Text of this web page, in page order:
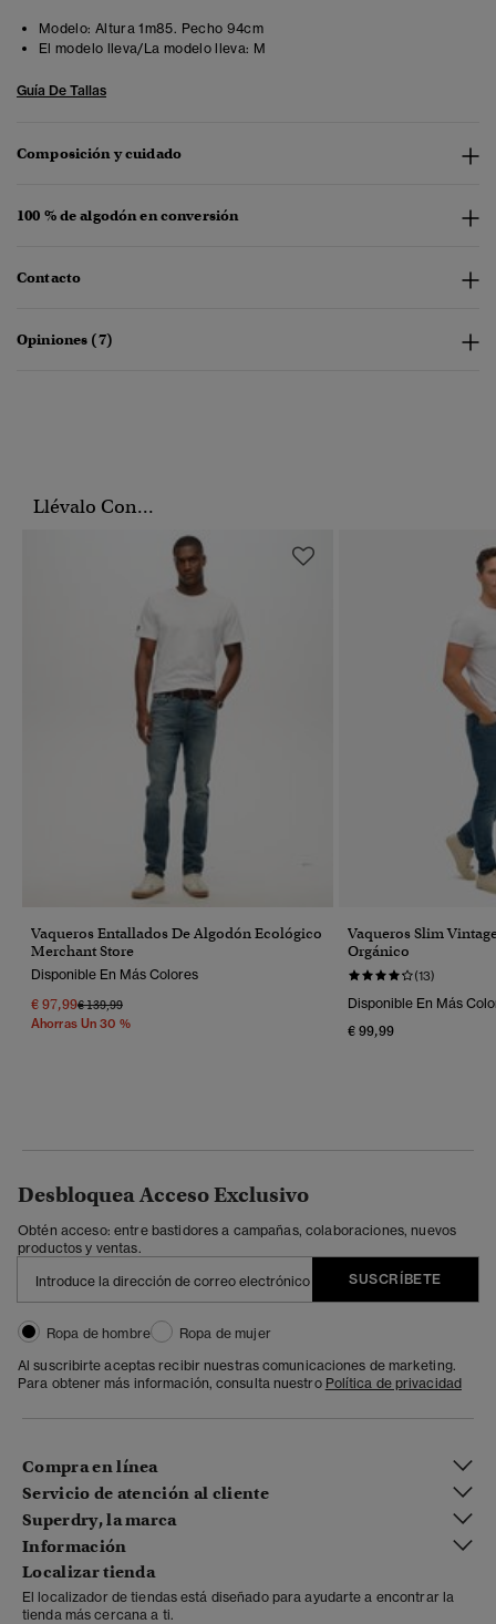
Modelo: Altura 1m85. Pecho 94cm
El modelo lleva/La modelo lleva: M
Guía De Tallas
Composición y cuidado
100 % de algodón en conversión
Contacto
Opiniones (7)
Llévalo Con...
Vaqueros Entallados De Algodón Ecológico
Merchant Store
Disponible En Más Colores
€ 97,99Precio Rebajado De
€ 139,99A
Ahorras Un 30 %
Vaqueros Slim
Orgánico
(13)
Disponible En Más
€ 99,99
Desbloquea Acceso Exclusivo
Obtén acceso: entre bastidores a campañas, colaboraciones, nuevos
productos y ventas.
SUSCRÍBETE
Ropa de hombre
Ropa de mujer
Al suscribirte aceptas recibir nuestras comunicaciones de marketing.
Para obtener más información, consulta nuestro Política de privacidad
Compra en línea
Servicio de atención al cliente
Superdry, la marca
Información
Localizar tienda
El localizador de tiendas está diseñado para ayudarte a encontrar la
tienda más cercana a ti.